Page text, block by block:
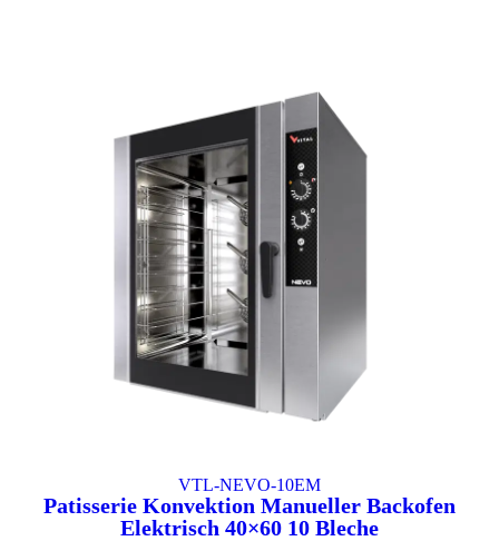
VTL-NEVO-10EM
Patisserie Konvektion Manueller Backofen
Elektrisch 40×60 10 Bleche